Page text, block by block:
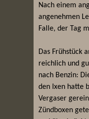
Nach einem
angenehmen
Falle, der Tag
Das Frühstück
reichlich und
nach Benzin:
den Ixen hatte
Vergaser
Zündboxen